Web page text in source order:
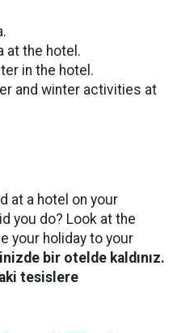
at the hotel.
in the hotel.
and winter activities at
at a hotel on your
you do? Look at the
your holiday to your
bir otelde kaldınız.
tesislere